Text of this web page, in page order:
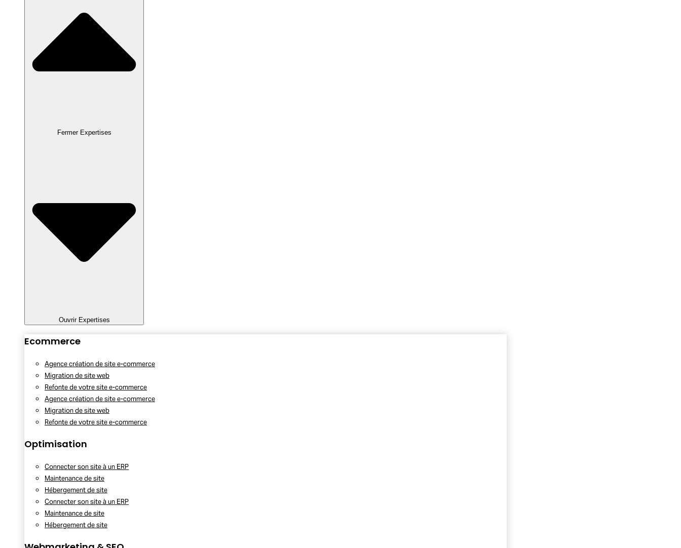
Fermer Expertises
Ouvrir Expertises
Ecommerce
Agence création de site e-commerce
Migration de site web
Refonte de votre site e-commerce
Agence création de site e-commerce
Migration de site web
Refonte de votre site e-commerce
Optimisation
Connecter son site à un ERP
Maintenance de site
Hébergement de site
Connecter son site à un ERP
Maintenance de site
Hébergement de site